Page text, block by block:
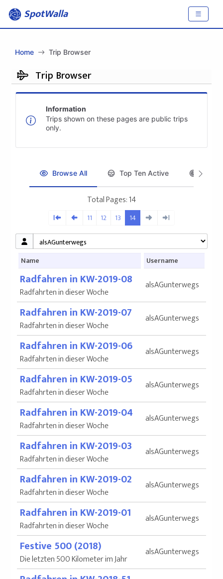
SpotWalla
Home Trip Browser
Trip Browser
Information
Trips shown on these pages are public trips
only.
Browse All Top Ten Active Top
Total Pages: 14
11 12 13 14
Name Username
Radfahren in KW-2019-08
Radfahrten in dieser Woche
alsAGunterwegs
Radfahren in KW-2019-07
Radfahrten in dieser Woche
alsAGunterwegs
Radfahren in KW-2019-06
Radfahrten in dieser Woche
alsAGunterwegs
Radfahren in KW-2019-05
Radfahrten in dieser Woche
alsAGunterwegs
Radfahren in KW-2019-04
Radfahrten in dieser Woche
alsAGunterwegs
Radfahren in KW-2019-03
Radfahrten in dieser Woche
alsAGunterwegs
Radfahren in KW-2019-02
Radfahrten in dieser Woche
alsAGunterwegs
Radfahren in KW-2019-01
Radfahrten in dieser Woche
alsAGunterwegs
Festive 500 (2018)
Die letzten 500 Kilometer im Jahr
alsAGunterwegs